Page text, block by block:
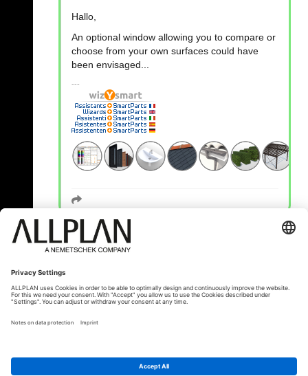
Hallo,
An optional window allowing you to compare or
choose from your own surfaces could have
been envisaged...
« Zurück